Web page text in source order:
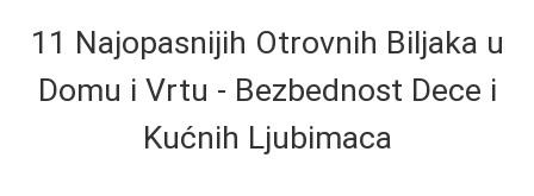
11 Najopasnijih Otrovnih Biljaka u
Domu i Vrtu - Bezbednost Dece i
Kućnih Ljubimaca